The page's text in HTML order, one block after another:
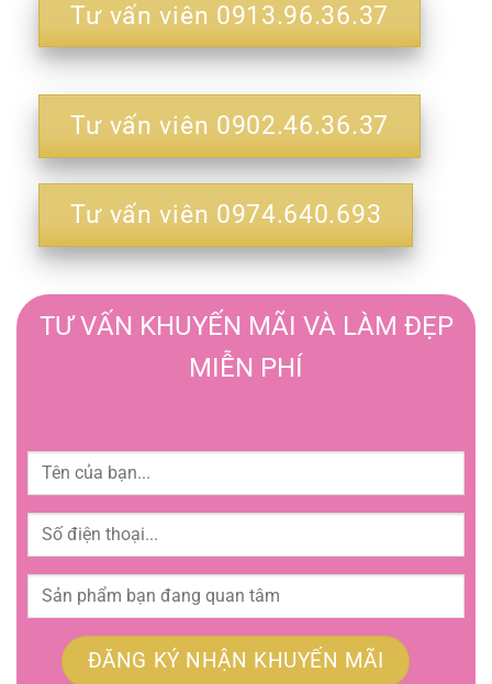
Tư vấn viên 0913.96.36.37
Tư vấn viên 0902.46.36.37
Tư vấn viên 0974.640.693
TƯ VẤN KHUYẾN MÃI VÀ LÀM ĐẸP
MIỄN PHÍ